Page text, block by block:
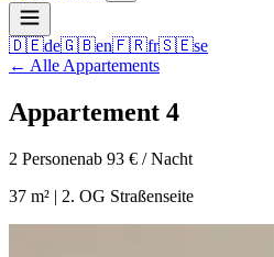
🇩🇪de🇬🇧en🇫🇷fr🇸🇪se
← Alle Appartements
Appartement 4
2 Personenab 93 € / Nacht
37 m² | 2. OG Straßenseite